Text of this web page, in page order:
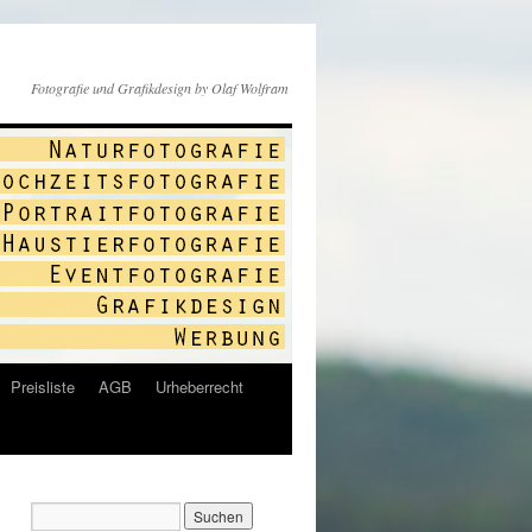
Fotografie und Grafikdesign by Olaf Wolfram
Preisliste AGB
Urheberrecht